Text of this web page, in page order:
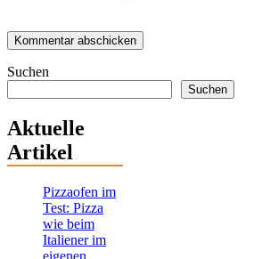
Suchen
Suchen
Aktuelle
Artikel
Pizzaofen im
Test: Pizza
wie beim
Italiener im
eigenen